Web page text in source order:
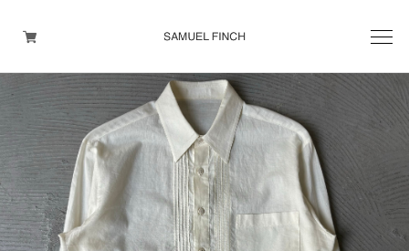
Men's
Maison Martin Margiela
Helmut Lang